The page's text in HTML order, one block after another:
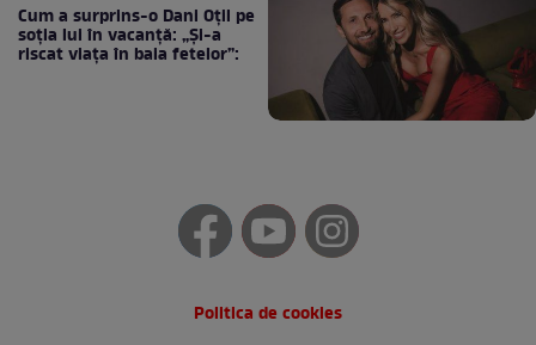
Cum a surprins-o Dani Oțil pe
soția lui în vacanță: „Și-a
riscat viața în baia fetelor”:
Politica de cookies